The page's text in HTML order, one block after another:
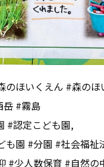
のほいくえん #森の
岳 #霧島
#認定こども園,
も園 #分園 #社会福祉
#少人数保育 #自然の